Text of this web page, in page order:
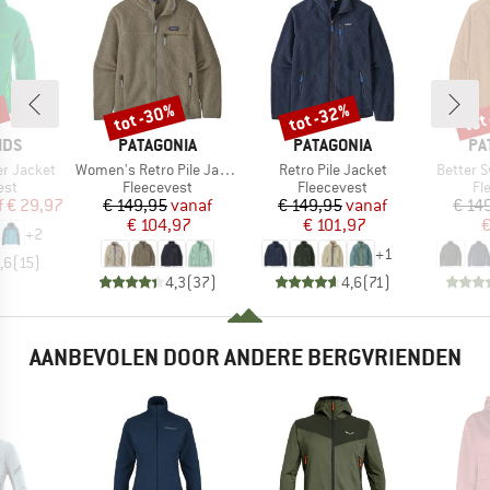
Jacket
prijs
€ 29,97
+2
(15)
MERK
PATAGONIA
Artikel
Women's Retro Pile Jacket
Productgroep
Fleecevest
Prijs
€ 149,95Verlaagde prijs
vanaf
€ 104,97
4,3(37)
Korting
tot -30%
MERK
PATAGONIA
Artikel
Retro Pile Jacket
Productgroep
Fleecevest
Prijs
€ 149,95Verlaagde prijs
vanaf
€ 101,97
+1
4,6(71 )
Korting
tot -32%
Artikel
Better
€
AANBEVOLEN DOOR ANDERE BERGVRIENDEN